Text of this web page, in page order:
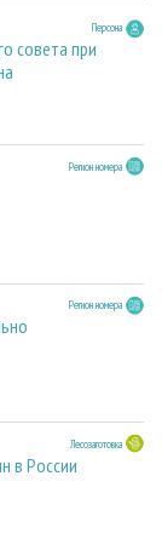
Персона
совета при
Регион номера
Регион номера
Лесозаготовка
в России